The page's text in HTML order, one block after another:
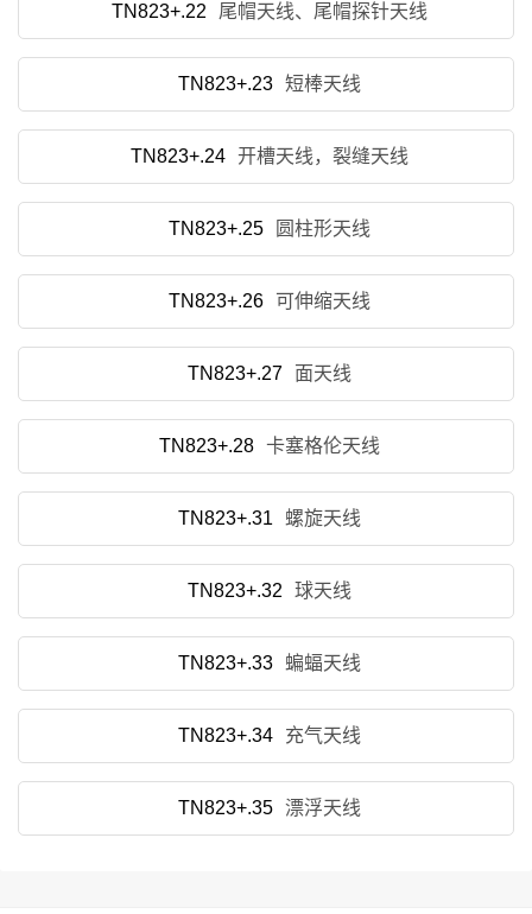
TN823+.22 尾帽天线、尾帽探针天线
TN823+.23 短棒天线
TN823+.24 开槽天线，裂缝天线
TN823+.25 圆柱形天线
TN823+.26 可伸缩天线
TN823+.27 面天线
TN823+.28 卡塞格伦天线
TN823+.31 螺旋天线
TN823+.32 球天线
TN823+.33 蝙蝠天线
TN823+.34 充气天线
TN823+.35 漂浮天线